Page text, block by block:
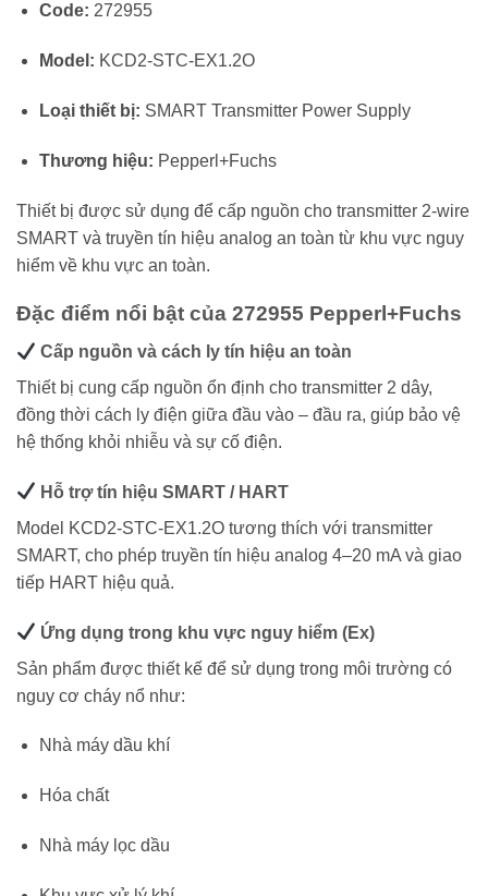
Code: 272955
Model: KCD2-STC-EX1.2O
Loại thiết bị: SMART Transmitter Power Supply
Thương hiệu: Pepperl+Fuchs
Thiết bị được sử dụng để cấp nguồn cho transmitter 2-wire
SMART và truyền tín hiệu analog an toàn từ khu vực nguy
hiểm về khu vực an toàn.
Đặc điểm nổi bật của 272955 Pepperl+Fuchs
Cấp nguồn và cách ly tín hiệu an toàn
Thiết bị cung cấp nguồn ổn định cho transmitter 2 dây,
đồng thời cách ly điện giữa đầu vào – đầu ra, giúp bảo vệ
hệ thống khỏi nhiễu và sự cố điện.
Hỗ trợ tín hiệu SMART / HART
Model KCD2-STC-EX1.2O tương thích với transmitter
SMART, cho phép truyền tín hiệu analog 4–20 mA và giao
tiếp HART hiệu quả.
Ứng dụng trong khu vực nguy hiểm (Ex)
Sản phẩm được thiết kế để sử dụng trong môi trường có
nguy cơ cháy nổ như:
Nhà máy dầu khí
Hóa chất
Nhà máy lọc dầu